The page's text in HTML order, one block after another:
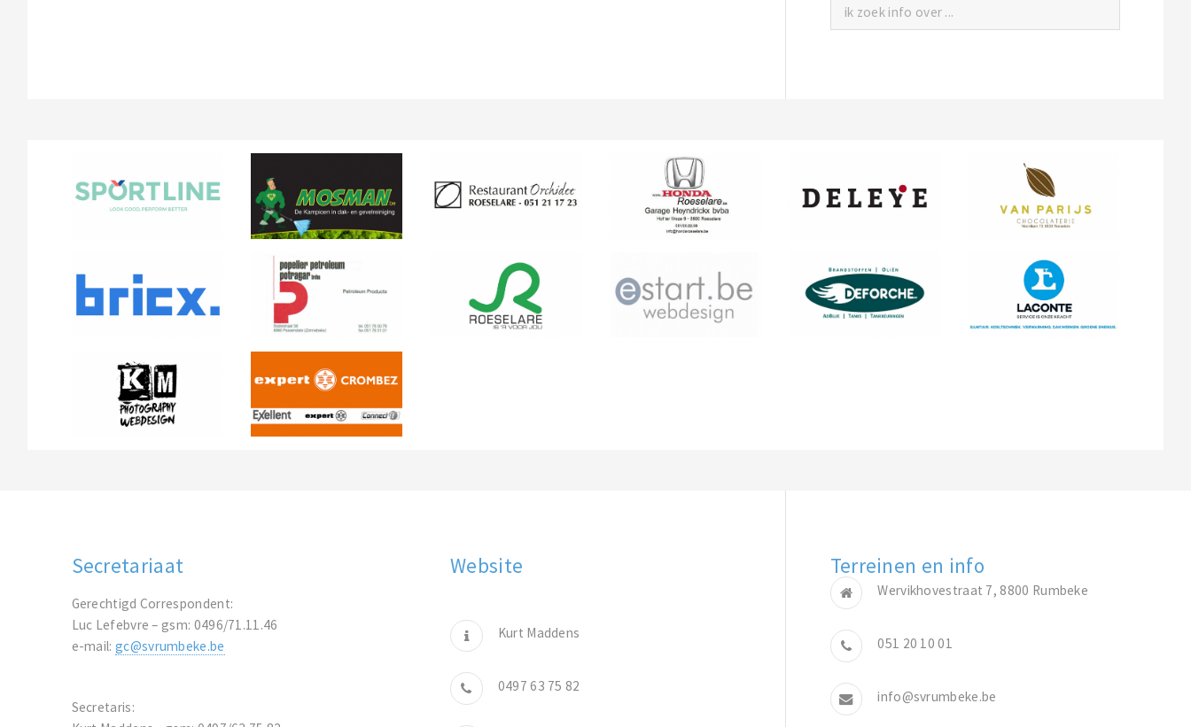
Secretariaat
Gerechtigd Correspondent:
Luc Lefebvre – gsm: 0496/71.11.46
e-mail: gc@svrumbeke.be
Secretaris:
Website
Kurt Maddens
0497 63 75 82
Terreinen en info
Wervikhovestraat 7, 8800 Rumbeke
051 20 10 01
info@svrumbeke.be